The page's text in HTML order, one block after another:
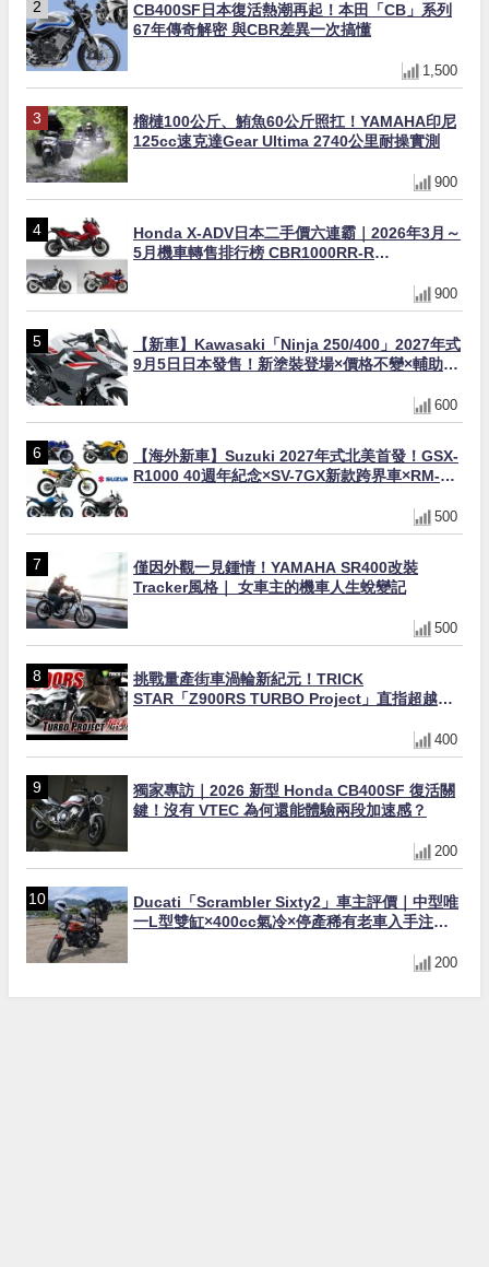
CB400SF日本復活熱潮再起！本田「CB」系列
67年傳奇解密 與CBR差異一次搞懂
1,500
榴槤100公斤、鮪魚60公斤照扛！YAMAHA印尼
125cc速克達Gear Ultima 2740公里耐操實測
900
Honda X-ADV日本二手價六連霸｜2026年3月～
5月機車轉售排行榜 CBR1000RR-R
900
【新車】Kawasaki「Ninja 250/400」2027年式
9月5日日本發售！新塗裝登場×價格不變×輔助滑
600
【海外新車】Suzuki 2027年式北美首發！GSX-
R1000 40週年紀念×SV-7GX新款跨界車×RM-
500
僅因外觀一見鍾情！YAMAHA SR400改裝
Tracker風格｜ 女車主的機車人生蛻變記
500
挑戰量產街車渦輪新紀元！TRICK
STAR「Z900RS TURBO Project」直指超越
400
獨家專訪｜2026 新型 Honda CB400SF 復活關
鍵！沒有 VTEC 為何還能體驗兩段加速感？
200
Ducati「Scrambler Sixty2」車主評價｜中型唯
一L型雙缸×400cc氣冷×停產稀有老車入手注意
200